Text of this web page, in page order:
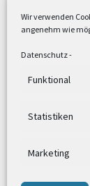
Wir verwenden
angenehm wie
Datenschutz-
Funktional
Statistiken
Marketing